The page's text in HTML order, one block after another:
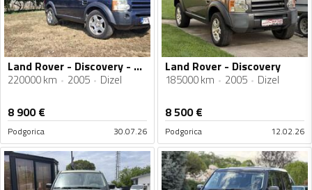
Land Rover - Discovery - 2.7 tdi
220000 km 2005 Dizel
8 900€
Podgorica 30.07.26
Land Rover - Discovery
185000 km 2005 Dizel
8 500€
Podgorica 12.02.26